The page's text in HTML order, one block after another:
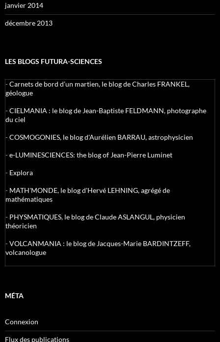
janvier 2014
décembre 2013
LES BLOGS FUTURA-SCIENCES
-Carnets de bord d’un martien, le blog de Charles FRANKEL,
géologue
-CIELMANIA : le blog de Jean-Baptiste FELDMANN, photographe
du ciel
-COSMOGONIES, le blog d'Aurélien BARRAU, astrophysicien
-e-LUMINESCIENCES: the blog of Jean-Pierre Luminet
- Explora
- MATH'MONDE, le blog d'Hervé LEHNING, agrégé de
mathématiques
- PHYSMATIQUES, le blog de Claude ASLANGUL, physicien
théoricien
-VOLCANMANIA : le blog de Jacques-Marie BARDINTZEFF,
volcanologue
MÉTA
Connexion
Flux des publications